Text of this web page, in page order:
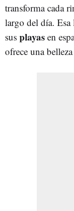
transforma cada
largo del día. Esa
sus playas en
ofrece una belleza